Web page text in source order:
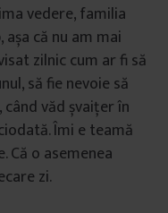
vedere, familia
că nu am mai
zilnic cum ar fi să
să fie nevoie să
văd șvaițer în
Îmi e teamă
Că o asemenea
zi.